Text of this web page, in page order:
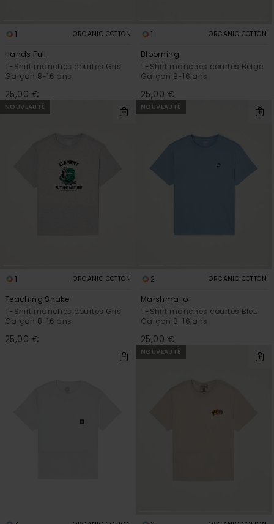
1 ORGANIC COTTON
Hands Full
T-Shirt manches courtes Gris
Garçon 8-16 ans
25,00 €
1 ORGANIC COTTON
Blooming
T-Shirt manches courtes Beige
Garçon 8-16 ans
25,00 €
NOUVEAUTÉ
1 ORGANIC COTTON
Teaching Snake
T-Shirt manches courtes Gris
Garçon 8-16 ans
25,00 €
NOUVEAUTÉ
2 ORGANIC COTTON
Marshmallo
T-Shirt manches courtes Bleu
Garçon 8-16 ans
25,00 €
NOUVEAUTÉ